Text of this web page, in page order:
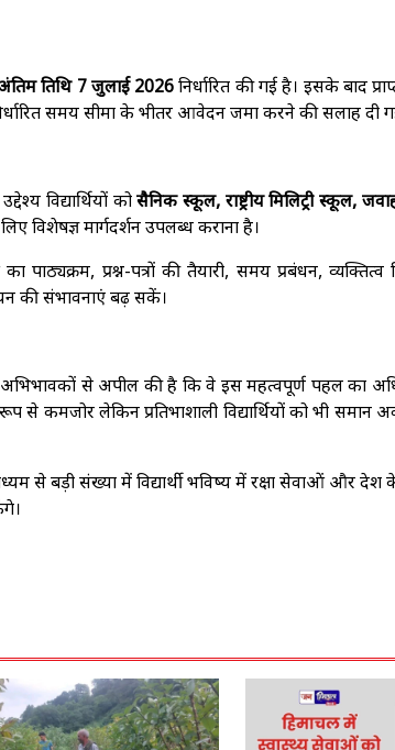
तिथि 7 जुलाई 2026निर्धारित की गई है। इसके बाद
समय सीमा के भीतर आवेदन जमा करने की सलाह दी
विद्यार्थियों कोसैनिक स्कूल, राष्ट्रीय मिलिट्री स्कूल,
विशेषज्ञ मार्गदर्शन उपलब्ध कराना है।
का पाठ्यक्रम, प्रश्न-पत्रों की तैयारी, समय प्रबंधन,
की संभावनाएं बढ़ सकें।
अभिभावकों से अपील की है कि वे इस महत्वपूर्ण पहल का
से कमजोर लेकिन प्रतिभाशाली विद्यार्थियों को भी समान
से बड़ी संख्या में विद्यार्थी भविष्य में रक्षा सेवाओं और देश के